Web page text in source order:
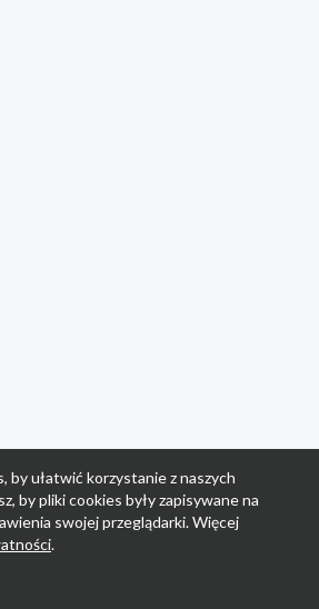
by ułatwić korzystanie z naszych
by pliki cookies były zapisywane na
swojej przeglądarki. Więcej
.